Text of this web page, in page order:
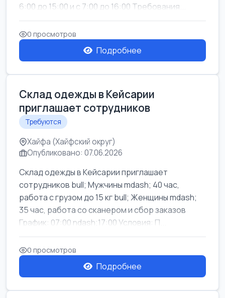
6:00 до 15:00 и с 7:00 до 16:00 Требования...
0 просмотров
Подробнее
Склад одежды в Кейсарии
приглашает сотрудников
Требуются
Хайфа (Хайфский округ)
Опубликовано: 07.06.2026
Склад одежды в Кейсарии приглашает
сотрудников bull; Мужчины mdash; 40 час,
работа с грузом до 15 кг bull; Женщины mdash;
35 час, работа со сканером и сбор заказов
График: 07:00 ndash;17:00 Условия: П...
0 просмотров
Подробнее